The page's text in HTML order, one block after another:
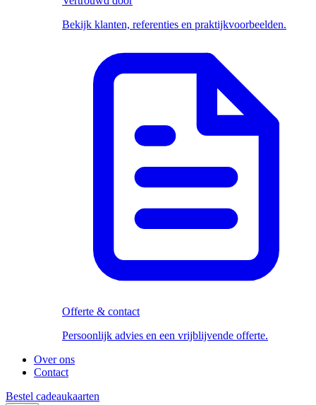
Bekijk klanten, referenties en praktijkvoorbeelden.
Offerte & contact
Persoonlijk advies en een vrijblijvende offerte.
Over ons
Contact
Bestel cadeaukaarten